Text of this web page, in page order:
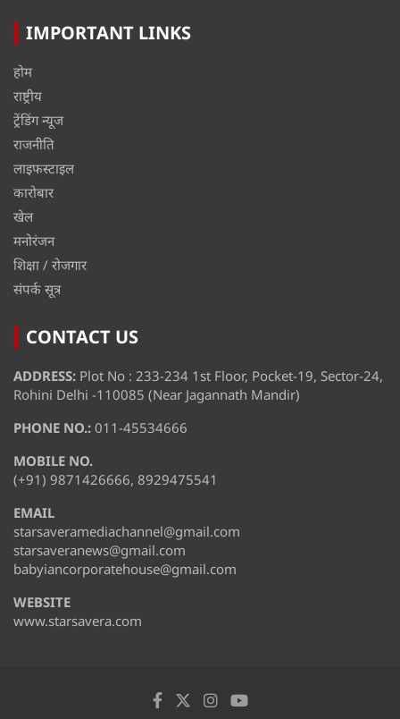
IMPORTANT LINKS
होम
राष्ट्रीय
ट्रेंडिंग न्यूज
राजनीति
लाइफस्टाइल
कारोबार
खेल
मनोरंजन
शिक्षा / रोजगार
संपर्क सूत्र
CONTACT US
ADDRESS: Plot No : 233-234 1st Floor, Pocket-19, Sector-24,
Rohini Delhi -110085 (Near Jagannath Mandir)
PHONE NO.: 011-45534666
MOBILE NO.
(+91) 9871426666, 8929475541
EMAIL
starsaveramediachannel@gmail.com
starsaveranews@gmail.com
babyiancorporatehouse@gmail.com
WEBSITE
www.starsavera.com